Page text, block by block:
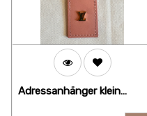
Adressanhänger klein